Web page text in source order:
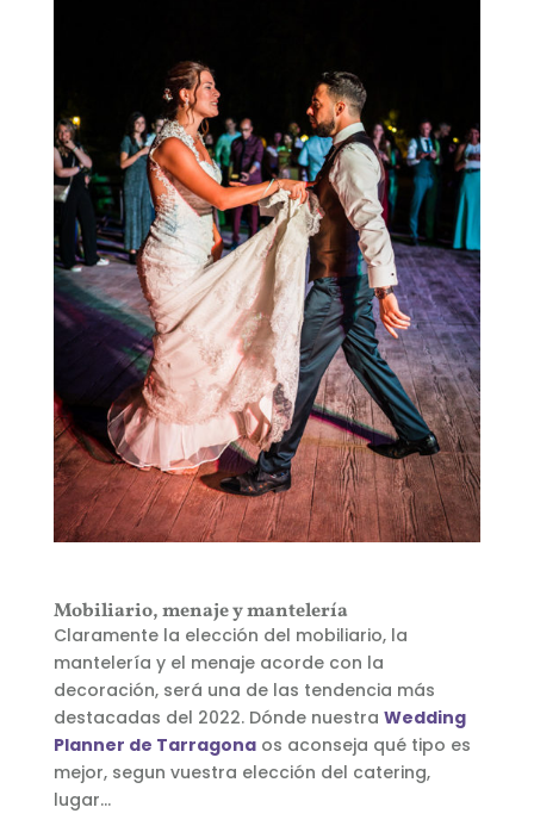
Mobiliario, menaje y mantelería
Claramente la elección del mobiliario, la
mantelería y el menaje acorde con la
decoración, será una de las tendencia más
destacadas del 2022. Dónde nuestra Wedding
Planner de Tarragonaos aconseja qué tipo es
mejor, segun vuestra elección del catering,
lugar…